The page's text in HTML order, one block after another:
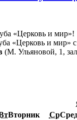
«Церковь и мир»
(М. Ульяновой, 1,
Вторник Ср